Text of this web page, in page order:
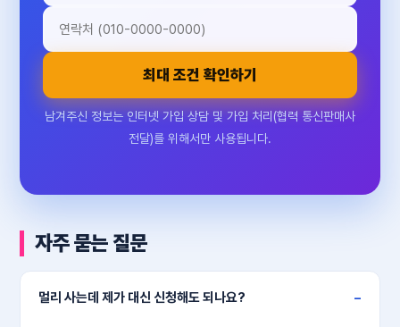
최대 조건 확인하기
남겨주신 정보는 인터넷 가입 상담 및 가입 처리(협력 통신판매사
전달)를 위해서만 사용됩니다.
자주 묻는 질문
멀리 사는데 제가 대신 신청해도 되나요?